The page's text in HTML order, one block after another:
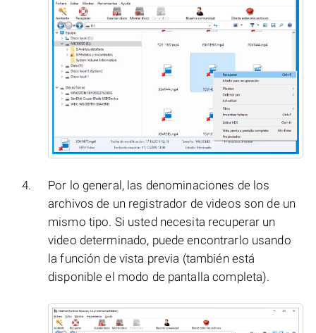
Por lo general, las denominaciones de los
archivos de un registrador de videos son de un
mismo tipo. Si usted necesita recuperar un
video determinado, puede encontrarlo usando
la función de vista previa (también está
disponible el modo de pantalla completa).